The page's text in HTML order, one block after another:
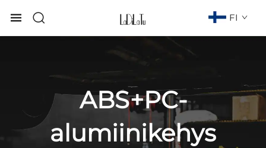
FI
ABS+PC-
alumiinikehys